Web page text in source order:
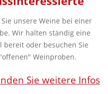
unsere Weine bei einer
Wir halten ständig eine
bereit oder besuchen Sie
Weinproben.
Sie weitere Infos